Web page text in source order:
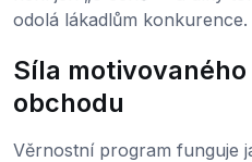
odolá lákadlům konkurence.
Síla
obchodu
Věrnostní program funguje